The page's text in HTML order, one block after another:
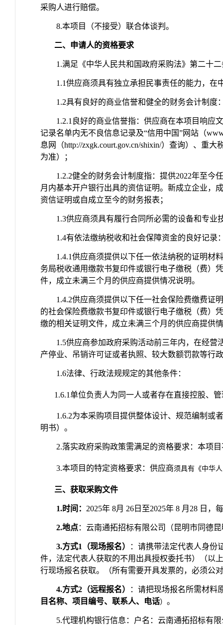
采购人进行赔偿。
8.本项目（不接受）联合体谈判。
二、申请人的资格要求
1.满足《中华人民共和国政府采购法》第二十
1.1供应商须具有独立承担民事责任的能力，在
1.2具有良好的商业信誉和健全的财务会计制度
1.2.1 良好的商业信誉指：供应商在本项目响应
记录名单内无不良信息记录及“信用中国”网站（
息网（http://zxgk.court.gov.cn/shixin/）查询）、重大
为准）；
1.2.2健全的财务会计制度指：提供2022年至今
月内基本开户银行出具的资信证明。新成立企业，
资信证明或自成立至今的财务报表；
1.3供应商须具有履行合同所必需的设备和专业
1.4有依法缴纳税收和社会保障资金的良好记录
1.4.1供应商须提供以下任一依法纳税的证明材
务局税收通用缴款书复印件或银行电子缴税（费）
件，成立未满三个月的供应商提供情况说明。
1.4.2供应商须提供以下任一社会保险费缴费证
的社会保险费缴款书复印件或银行电子缴税（费）
缴的相关证明文件，成立未满三个月的供应商提供
1.5供应商参加政府采购活动前三年内，在经营
产停业、吊销许可证或者执照、较大数额罚款等行
1.6法律、行政法规规定的其他条件：
1.6.1单位负责人为同一人或者存在直接控股、
1.6.2为本采购项目提供整体设计、规范编制或
明书）。
2.落实政府采购政策需满足的资格要求：本项
3.本项目的特定资格要求：供应商须具有《中华
三、获取采购文件
1.时间： 2025年 8月 26 日至2025年 8 月 28 日，
2.地点：云南通拓招标有限公司（昆明市同德
3.方式1 （现场报名）
：请携带法定代表人身份
件，法定代表人获取的不用出具授权委托书）（以
行现场报名获取。（所有需要开具发票的，必须公
4.方式2 （远程报名）
：请把现场报名所需材料
目名称、项目编号、联系人、电话） 。
5.代理机构银行信息：户名：云南通拓招标有